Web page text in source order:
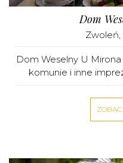
Dom
Zwoleń
Dom Weselny U
komunie i inne